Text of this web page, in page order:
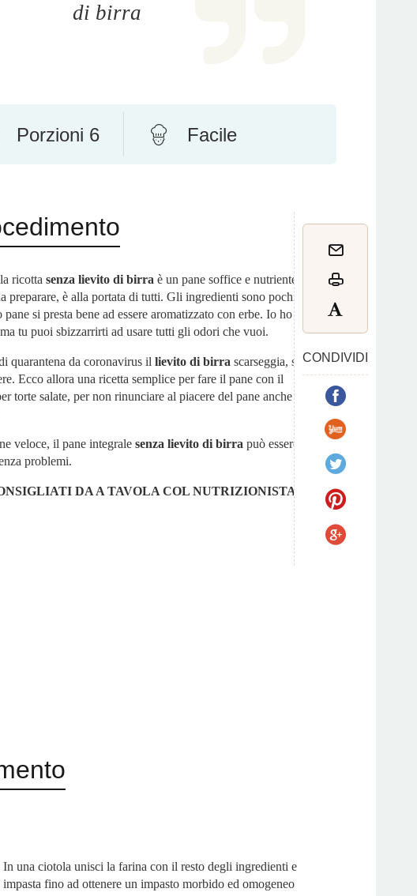
di birra
Porzioni 6 Facile
CONDIVIDI
ricotta senza lievito di birra è un pane soffice e nutriente.
preparare, è alla portata di tutti. Gli ingredienti sono pochi e
si presta bene ad essere aromatizzato con erbe. Io ho
tu puoi sbizzarrirti ad usare tutti gli odori che vuoi.
quarantena da coronavirus il lievito di birra scarseggia, sia
Ecco allora una ricetta semplice per fare il pane con il
torte salate, per non rinunciare al piacere del pane anche ai
veloce, il pane integrale senza lievito di birra può essere
problemi.
DA A TAVOLA COL NUTRIZIONISTA
In una ciotola unisci la farina con il resto degli ingredienti e
impasta fino ad ottenere un impasto morbido ed omogeneo